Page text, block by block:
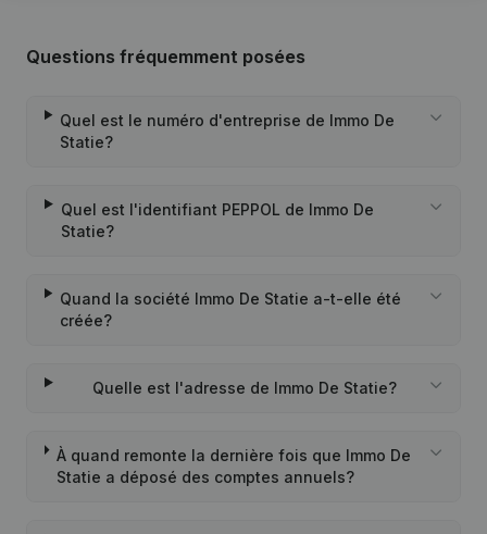
Questions fréquemment posées
Quel est le numéro d'entreprise de Immo De
Statie?
Quel est l'identifiant PEPPOL de Immo De
Statie?
Quand la société Immo De Statie a-t-elle été
créée?
Quelle est l'adresse de Immo De Statie?
À quand remonte la dernière fois que Immo De
Statie a déposé des comptes annuels?